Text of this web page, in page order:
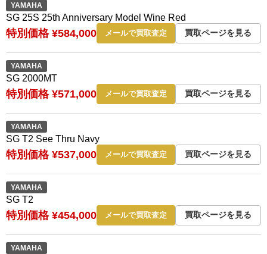
YAMAHA
SG 25S 25th Anniversary Model Wine Red
特別価格 ¥584,000 メールで買取査定 買取ページを見る
YAMAHA
SG 2000MT
特別価格 ¥571,000 メールで買取査定 買取ページを見る
YAMAHA
SG T2 See Thru Navy
特別価格 ¥537,000 メールで買取査定 買取ページを見る
YAMAHA
SG T2
特別価格 ¥454,000 メールで買取査定 買取ページを見る
YAMAHA